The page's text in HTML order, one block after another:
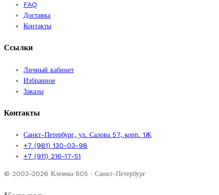
FAQ
Доставка
Контакты
Ссылки
Личный кабинет
Избранное
Заказы
Контакты
Санкт-Петербург, ул. Салова 57, корп. 1Ж
+7 (981) 130-03-98
+7 (911) 216-17-51
© 2003-2026 Клемма 505 · Санкт-Петербург